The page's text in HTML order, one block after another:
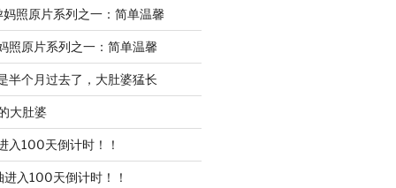
照原片系列之一：简单温馨
照原片系列之一：简单温馨
半个月过去了，大肚婆猛长
大肚婆
入100天倒计时！！
进入100天倒计时！！